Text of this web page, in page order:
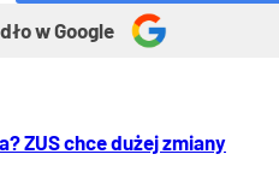
w Google
ZUS chce dużej zmiany